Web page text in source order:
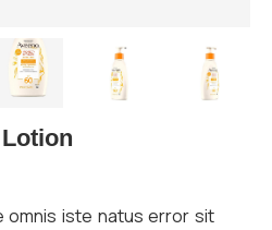
omnis iste natus error sit